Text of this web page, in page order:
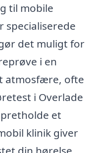
til mobile
specialiserede
det muligt for
i en
atmosfære, ofte
i Overlade
et
klinik giver